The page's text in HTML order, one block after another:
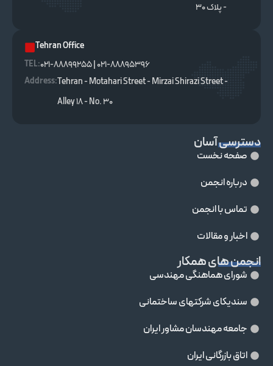
- پلاک ۳۰
Tehran Office
TEL :
021-88895396 | 021-88899255
Address:Tehran - Motahari Street - Mirzai Shirazi Street -
Alley 18 - No. 30
دسترسی آسان
صفحه نخست
درباره انجمن
تماس با انجمن
اخبار و مقالات
انجمن های همکار
شورای هماهنگی مهندسی
سندیکای شرکتهای ساختمانی
جامعه مهندسان مشاور ايران
اتاق بازرگانی ایران